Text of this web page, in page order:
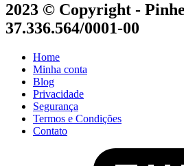
2023 © Copyright -
37.336.564/0001-00
Home
Minha conta
Blog
Privacidade
Segurança
Termos e Condições
Contato